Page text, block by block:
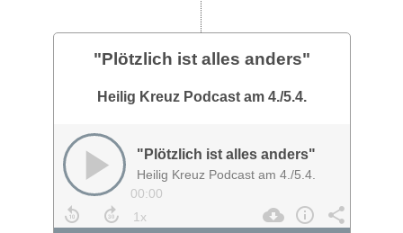
"Plötzlich ist alles anders"
Heilig Kreuz Podcast am 4./5.4.
"Plötzlich ist alles anders"
Heilig Kreuz Podcast am 4./5.4.
00:00